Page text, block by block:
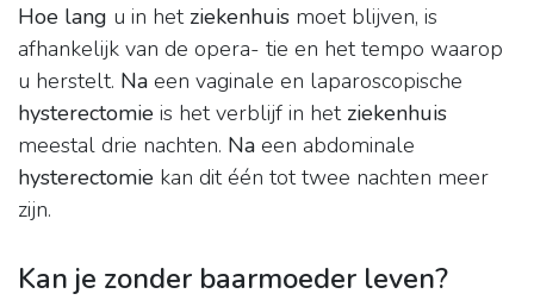
Hoe lang u in het ziekenhuis moet blijven, is
afhankelijk van de opera- tie en het tempo waarop
u herstelt. Na een vaginale en laparoscopische
hysterectomie is het verblijf in het ziekenhuis
meestal drie nachten. Na een abdominale
hysterectomie kan dit één tot twee nachten meer
zijn.
Kan je zonder baarmoeder leven?